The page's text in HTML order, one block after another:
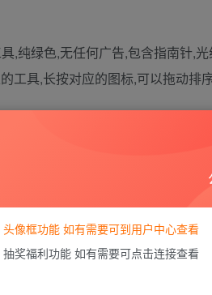
,纯绿色,无任何广告,包含指南针,
工具,长按对应的图标,可以拖动排
像框功能 如有需要可到用户中心查看
奖福利功能 如有需要可点击连接查看